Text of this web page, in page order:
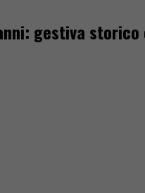
gestiva storico